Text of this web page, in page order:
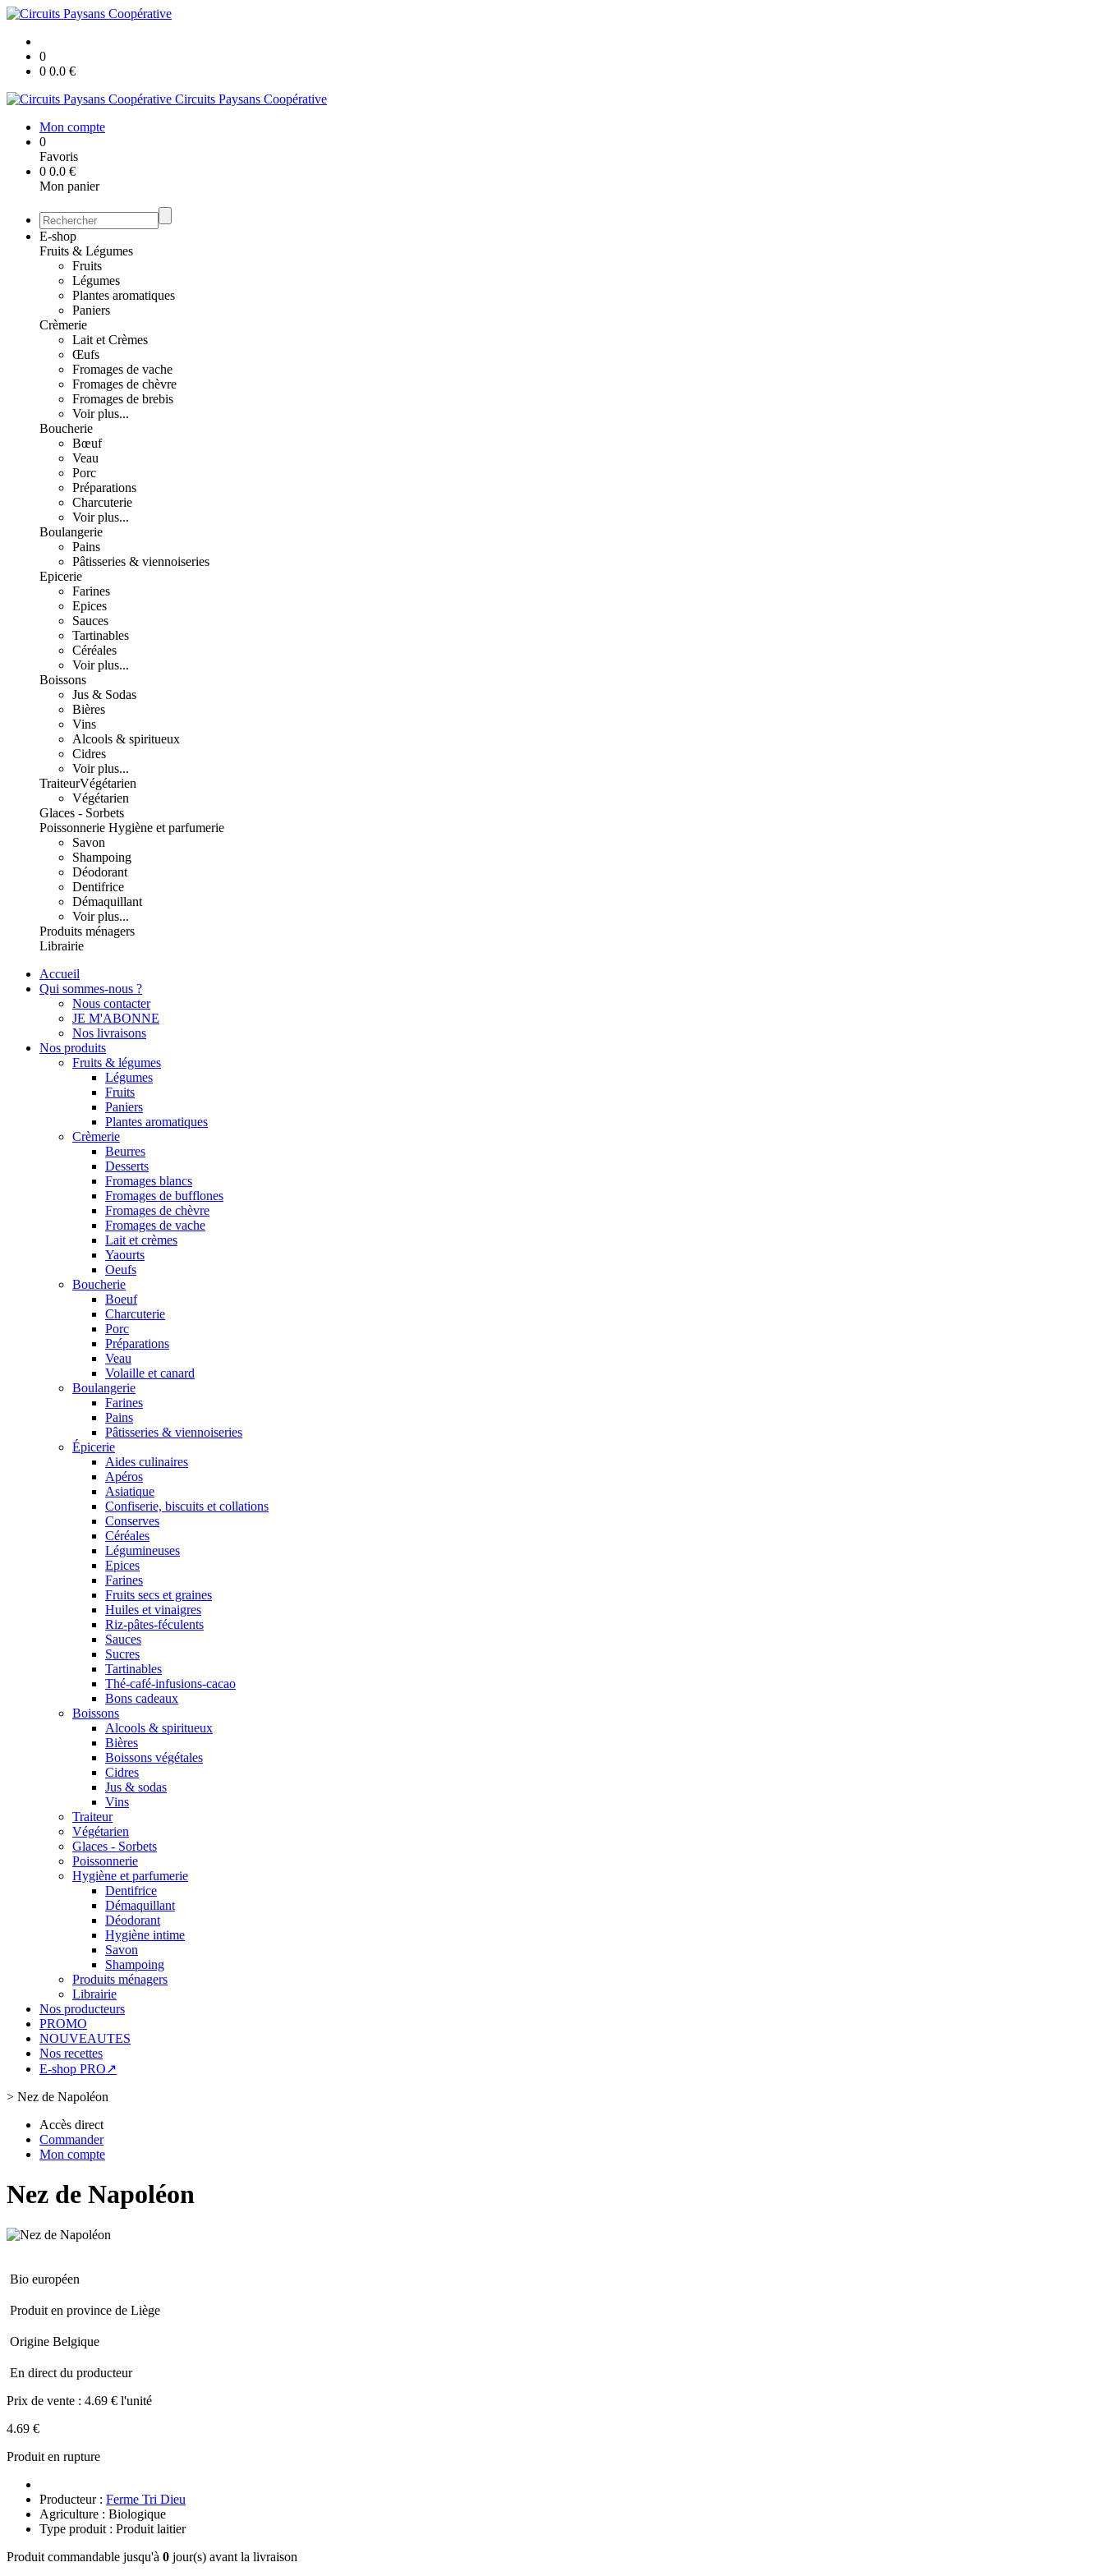
0
0 0.0 €
Circuits Paysans Coopérative
Mon compte
0
Favoris
0 0.0 €
Mon panier
E-shop
Fruits & Légumes
Fruits
Légumes
Plantes aromatiques
Paniers
Crèmerie
Lait et Crèmes
Œufs
Fromages de vache
Fromages de chèvre
Fromages de brebis
Voir plus...
Boucherie
Bœuf
Veau
Porc
Préparations
Charcuterie
Voir plus...
Boulangerie
Pains
Pâtisseries & viennoiseries
Epicerie
Farines
Epices
Sauces
Tartinables
Céréales
Voir plus...
Boissons
Jus & Sodas
Bières
Vins
Alcools & spiritueux
Cidres
Voir plus...
TraiteurVégétarien
Végétarien
Glaces - Sorbets
Poissonnerie Hygiène et parfumerie
Savon
Shampoing
Déodorant
Dentifrice
Démaquillant
Voir plus...
Produits ménagers
Librairie
Accueil
Qui sommes-nous ?
Nous contacter
JE M'ABONNE
Nos livraisons
Nos produits
Fruits & légumes
Légumes
Fruits
Paniers
Plantes aromatiques
Crèmerie
Beurres
Desserts
Fromages blancs
Fromages de bufflones
Fromages de chèvre
Fromages de vache
Lait et crèmes
Yaourts
Oeufs
Boucherie
Boeuf
Charcuterie
Porc
Préparations
Veau
Volaille et canard
Boulangerie
Farines
Pains
Pâtisseries & viennoiseries
Épicerie
Aides culinaires
Apéros
Asiatique
Confiserie, biscuits et collations
Conserves
Céréales
Légumineuses
Epices
Farines
Fruits secs et graines
Huiles et vinaigres
Riz-pâtes-féculents
Sauces
Sucres
Tartinables
Thé-café-infusions-cacao
Bons cadeaux
Boissons
Alcools & spiritueux
Bières
Boissons végétales
Cidres
Jus & sodas
Vins
Traiteur
Végétarien
Glaces - Sorbets
Poissonnerie
Hygiène et parfumerie
Dentifrice
Démaquillant
Déodorant
Hygiène intime
Savon
Shampoing
Produits ménagers
Librairie
Nos producteurs
PROMO
NOUVEAUTES
Nos recettes
E-shop PRO↗
> Nez de Napoléon
Accès direct
Commander
Mon compte
Nez de Napoléon
Bio européen
Produit en province de Liège
Origine Belgique
En direct du producteur
Prix de vente : 4.69 € l'unité
4.69 €
Produit en rupture
Producteur : Ferme Tri Dieu
Agriculture : Biologique
Type produit : Produit laitier
Produit commandable jusqu'à 0 jour(s) avant la livraison